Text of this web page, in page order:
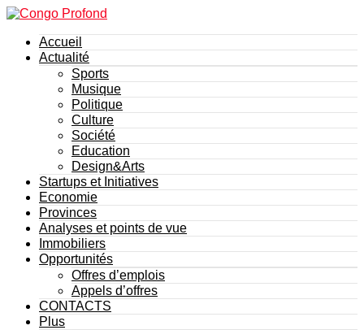
Accueil
Actualité
Sports
Musique
Politique
Culture
Société
Education
Design&Arts
Startups et Initiatives
Economie
Provinces
Analyses et points de vue
Immobiliers
Opportunités
Offres d’emplois
Appels d’offres
CONTACTS
Plus